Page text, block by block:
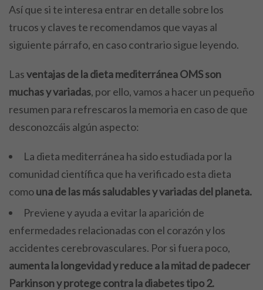
Así que si te interesa entrar en detalle sobre los
trucos y claves te recomendamos que vayas al
siguiente párrafo, en caso contrario sigue leyendo.
Lasventajas de la dieta mediterránea OMS son
muchas y variadas, por ello, vamos a hacer un pequeño
resumen para refrescaros la memoria en caso de que
desconozcáis algún aspecto:
La dieta mediterránea ha sido estudiada por la
comunidad científica que ha verificado esta dieta
comouna de las más saludables y variadas del planeta.
Previene y ayuda a evitar la aparición de
enfermedades relacionadas con el corazón y los
accidentes cerebrovasculares. Por si fuera poco,
aumenta la longevidad y reduce a la mitad de padecer
Parkinson y protege contra la diabetes tipo 2.